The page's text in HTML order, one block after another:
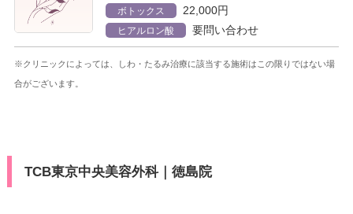
ボトックス 22,000円
ヒアルロン酸 要問い合わせ
※クリニックによっては、しわ・たるみ治療に該当する施術はこの限りではない場
合がございます。
TCB東京中央美容外科｜徳島院